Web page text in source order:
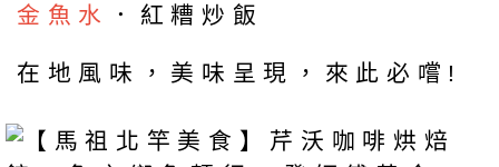
金魚水 ．紅糟炒飯
在地風味，美味呈現，來此必嚐!